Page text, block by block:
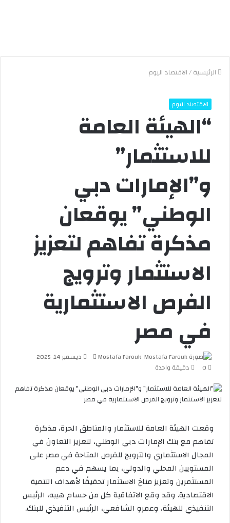
الرئيسية/الاقتصاد اليوم
الاقتصاد اليوم
“الهيئة العامة
للاستثمار”
و”الإمارات دبي
الوطني” يوقعان
مذكرة تفاهم لتعزيز
الاستثمار وترويج
الفرص الاستثمارية
في مصر
Mostafa Farouk
ل
ب
د
إ
ت
ر
و
ديسمبر 14, 2025
0
دقيقة واحدة
وقعت الهيئة العامة للاستثمار والمناطق الحرة، مذكرة
تفاهم مع بنك الإمارات دبي الوطني، لتعزيز التعاون في
المجال الاستثماري والترويج للفرص المتاحة في مصر على
المستويين المحلي والدولي، بما يسهم في دعم
المستثمرين وتعزيز مناخ الاستثمار تحقيقًا لأهداف التنمية
الاقتصادية. وقد وقع الاتفاقية كل من حسام هيبه، الرئيس
التنفيذي للهيئة، وعمرو الشافعي، الرئيس التنفيذي للبنك.